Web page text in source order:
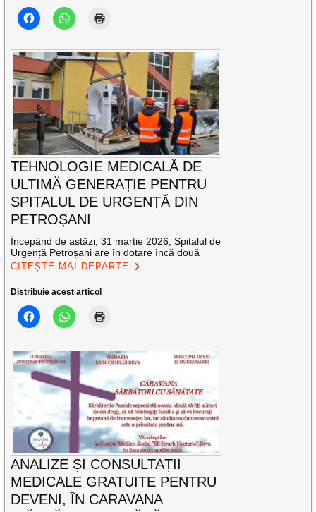
TEHNOLOGIE MEDICALĂ DE
ULTIMĂ GENERAȚIE PENTRU
SPITALUL DE URGENȚĂ DIN
PETROȘANI
Începând de astăzi, 31 martie 2026, Spitalul de
Urgență Petroșani are în dotare încă două
CITEȘTE MAI DEPARTE
Distribuie acest articol
ANALIZE ȘI CONSULTAȚII
MEDICALE GRATUITE PENTRU
DEVENI, ÎN CARAVANA